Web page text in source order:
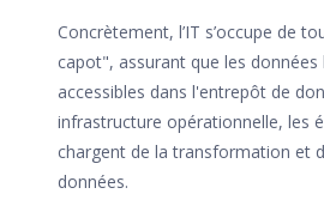
Concrètement, l’IT s’occupe de
capot", assurant que les
accessibles dans l'entrepôt de
infrastructure opérationnelle, les
chargent de la transformation et
données.